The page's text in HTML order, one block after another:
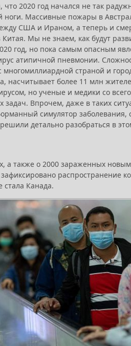
что 2020 год начался не так
ноги. Массивные пожары в
США и Ираном, а теперь и
Мы не знаем, как будут
год, но пока самым опасным
атипичной пневмонии.
многомиллиардной страной и
насчитывает более 11 млн
но ученые и медики со
задач. Впрочем, даже в таких
симулятор
детально разобраться в
а также о 2000 зараженных
распространение
Канада.